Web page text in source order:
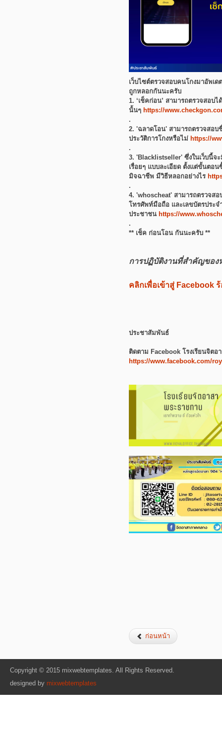
เว็บไซต์ตรวจสอบคนโกงมาอัพเ
ถูกหลอกกันนะครับ
1. ‘เช็คก่อน’ สามารถตรวจสอบ
นั้นๆ https://
.
2. 'ฉลาดโอน' สามารถตรวจสอ
ประวัติการโกงหรือไม่ https://
.
3. 'Blacklistseller' ซึ่งในเว็บนี้จ
เรื่อยๆ แบบละเอียด ตั้งแต่ขั้นตอน
มิจฉาชีพ มีวิธีหลอกอย่างไร
.
4. 'whoscheat' สามารถตรวจส
โทรศัพท์มือถือ และเลขบัตรประจ
ประชาชน https://
.
** เช็ค ก่อนโอน กันนะครับ **
การปฏิบัติงานที่สำคัญของ
คลิกเพื่อเข้าสู่ Facebook
ประชาสัมพันธ์
ติดตาม Facebook โรงเรียนจิตอ
https://www.facebook.com/
ก่อนหน้า
Copyright © 2015 mixwebtemplates. All Rights Reserved.
designed by mixwebtemplates